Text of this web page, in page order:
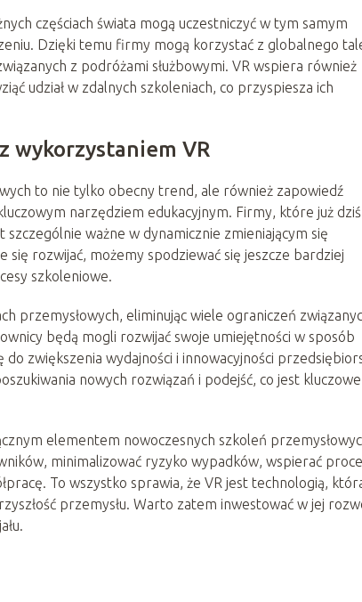
częściach świata mogą uczestniczyć w tym samym
Dzięki temu firmy mogą korzystać z globalnego
z podróżami służbowymi. VR wspiera również
udział w zdalnych szkoleniach, co przyspiesza ich
wykorzystaniem VR
to nie tylko obecny trend, ale również zapowiedź
narzędziem edukacyjnym. Firmy, które już dziś
ważne w dynamicznie zmieniającym się
rozwijać, możemy spodziewać się jeszcze bardziej
szkoleniowe.
przemysłowych, eliminując wiele ograniczeń
będą mogli rozwijać swoje umiejętności w sposób
zwiększenia wydajności i innowacyjności
nowych rozwiązań i podejść, co jest
elementem nowoczesnych szkoleń
minimalizować ryzyko wypadków, wspierać
To wszystko sprawia, że VR jest technologią,
przemysłu. Warto zatem inwestować w jej